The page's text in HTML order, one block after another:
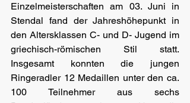
Einzelmeisterschaften am 03. Juni in
Stendal fand der Jahreshöhepunkt in
den Altersklassen C- und D- Jugend im
griechisch-römischen Stil statt.
Insgesamt konnten die jungen
Ringeradler 12 Medaillen unter den ca.
100 Teilnehmer aus sechs